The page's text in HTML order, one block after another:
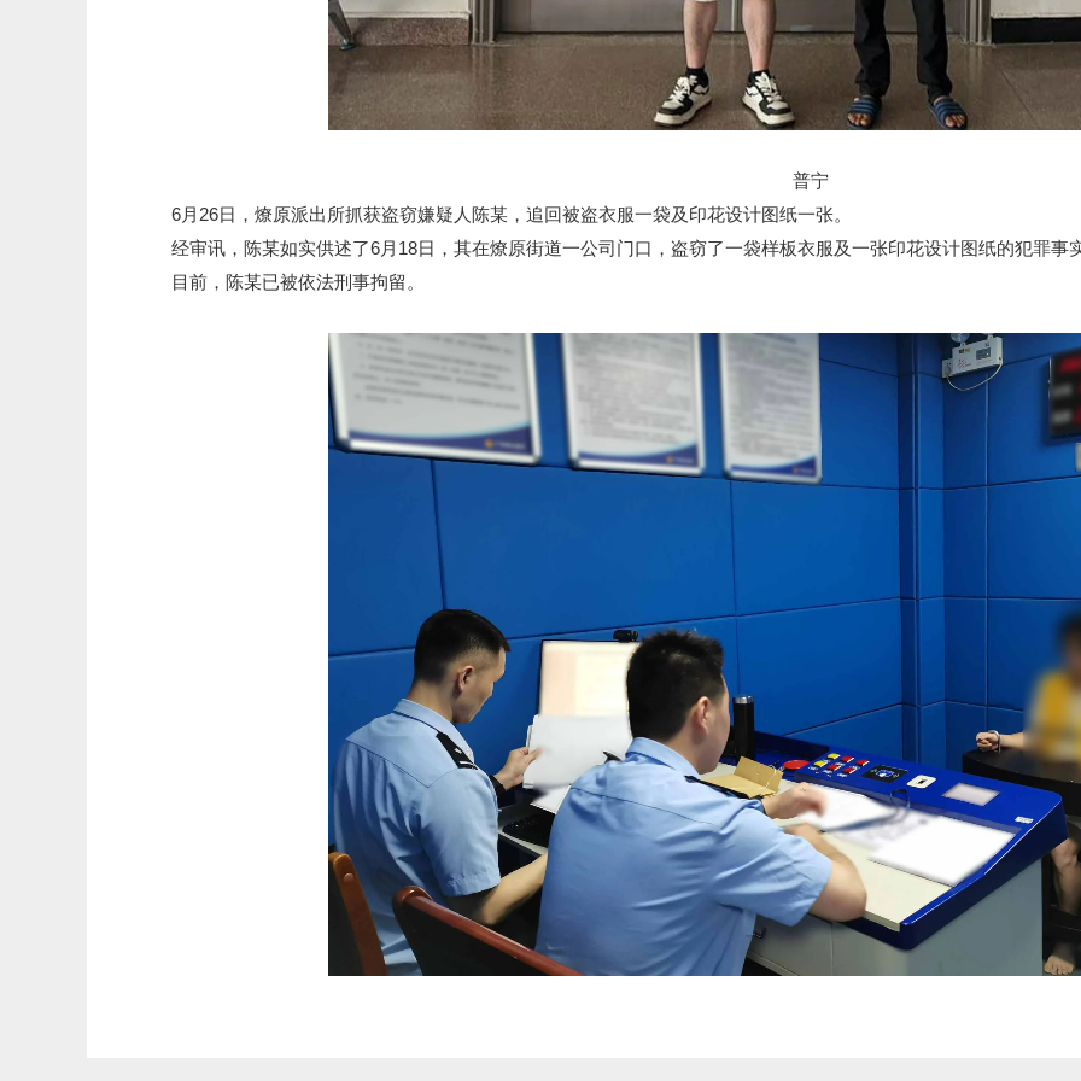
普宁
6月26日，燎原派出所抓获盗窃嫌疑人陈某，追回被盗衣服一袋及印花设计图纸一张。
经审讯，陈某如实供述了6月18日，其在燎原街道一公司门口，盗窃了一袋样板衣服及一张印花设计图纸的犯罪事
目前，陈某已被依法刑事拘留。